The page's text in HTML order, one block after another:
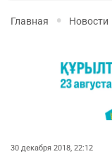
Главная Новости
30 декабря 2018, 22:12